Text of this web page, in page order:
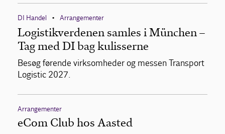
DI Handel • Arrangementer
Logistikverdenen samles i München –
Tag med DI bag kulisserne
Besøg førende virksomheder og messen Transport
Logistic 2027.
Arrangementer
eCom Club hos Aasted